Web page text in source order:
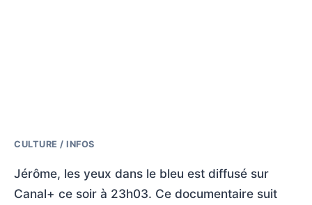
CULTURE / INFOS
Jérôme, les yeux dans le bleu est diffusé sur
Canal+ ce soir à 23h03. Ce documentaire suit